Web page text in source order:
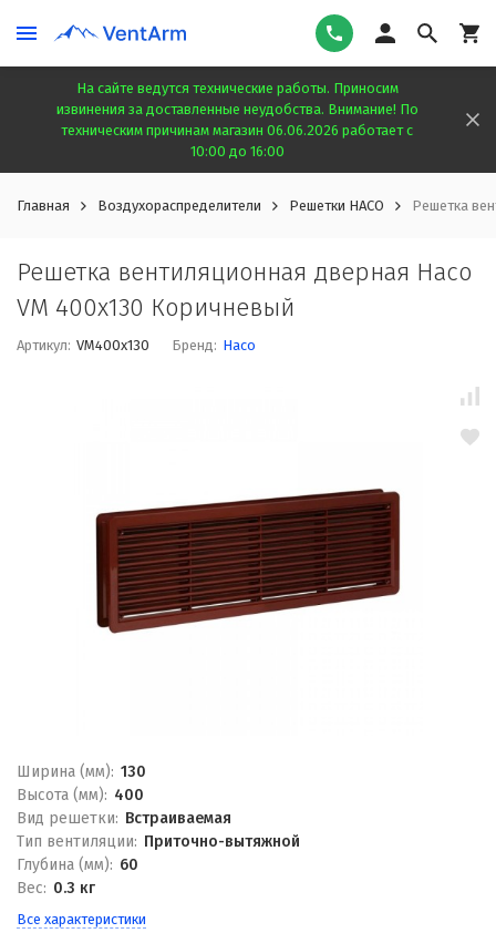
На сайте ведутся технические работы. Приносим
извинения за доставленные неудобства. Внимание! По
техническим причинам магазин 06.06.2026 работает с
10:00 до 16:00
Главная Воздухораспределители Решетки HACO Решетка
Решетка вентиляционная дверная Haco
VM 400x130 Коричневый
Артикул: VM400x130 Бренд: Haco
Ширина (мм): 130
Высота (мм): 400
Вид решетки: Встраиваемая
Тип вентиляции: Приточно-вытяжной
Глубина (мм): 60
Вес: 0.3 кг
Все характеристики